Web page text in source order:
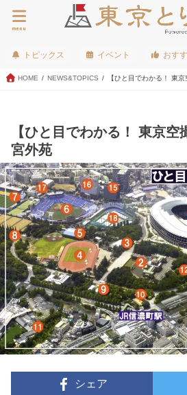
menu
トピックス イベント おす
HOME NEWS&TOPICS 【ひと目でわかる！ 東
【ひと目でわかる！ 東京
宮外苑
シェア